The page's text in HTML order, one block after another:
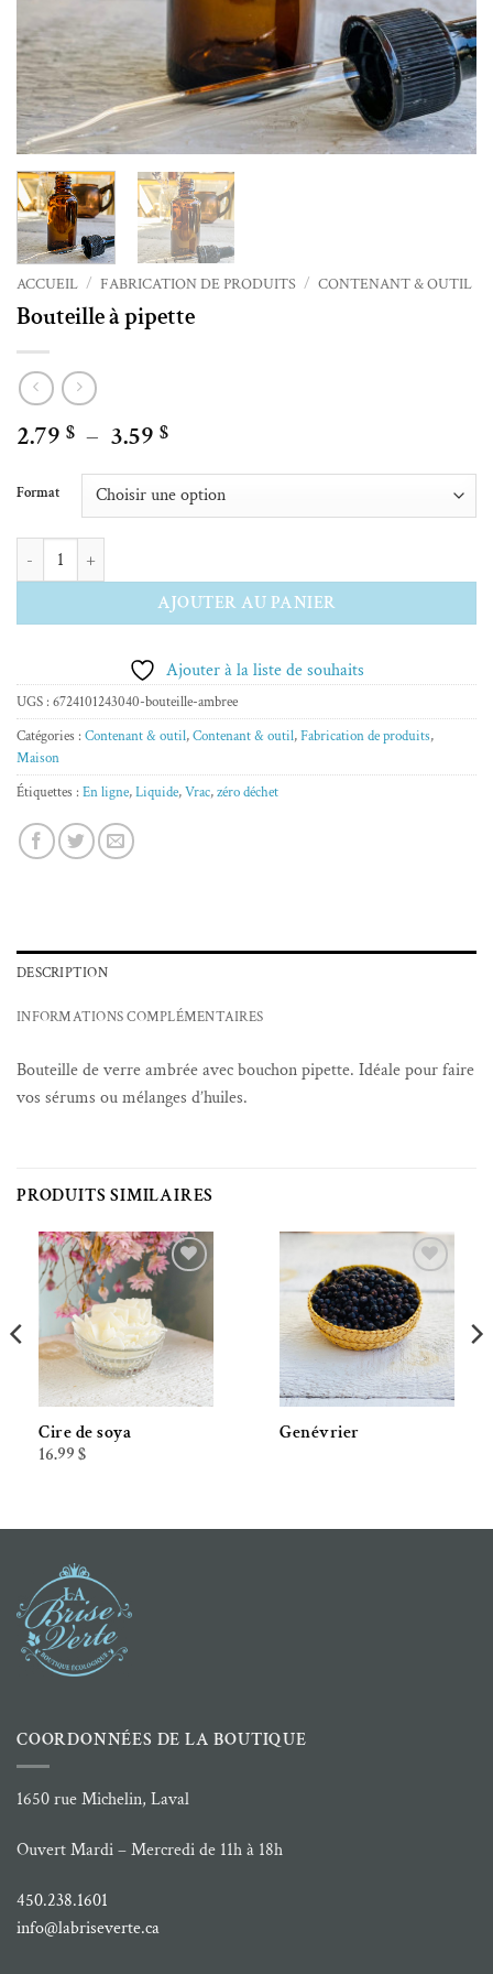
ACCUEIL / FABRICATION DE PRODUITS / CONTENANT & OUTIL
Bouteille à pipette
2.79 $ – 3.59 $Plage
prix :
2.79 $
Format
quantité de Bouteille à pipette
AJOUTER AU PANIER
Alternative:
Ajouter à la liste de souhaits
UGS : 6724101243040-bouteille-ambree
Catégories : Contenant & outil,Contenant & outil,Fabrication de produits,
Maison
Étiquettes : En ligne,Liquide,Vrac,zéro déchet
DESCRIPTION
INFORMATIONS COMPLÉMENTAIRES
Bouteille de verre ambrée avec bouchon pipette. Idéale pour faire
vos sérums ou mélanges d’huiles.
PRODUITS SIMILAIRES
Ajouter à la liste de souhaits
Cire de soya
16.99 $
Ajouter à la liste de souhaits
Genévrier
COORDONNÉES DE LA BOUTIQUE
1650 rue Michelin, Laval
Ouvert Mardi – Mercredi de 11h à 18h
450.238.1601
info@labriseverte.ca